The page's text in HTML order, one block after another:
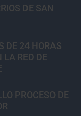
DE SAN
DE 24 HORAS
LA RED DE
PROCESO DE